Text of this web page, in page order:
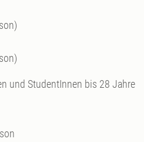
und StudentInnen bis 28 Jahre